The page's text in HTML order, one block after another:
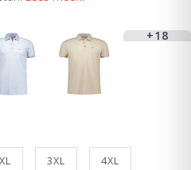
+18
3XL 4XL